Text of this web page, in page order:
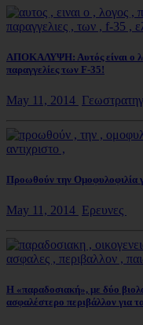
ΑΠΟΚΑΛΥΨΗ: Αυτός είναι ο
παραγγελίες των F-35!
May 11, 2014
Προωθούν την Ομοφυλοφιλία
May 11, 2014 Ερευνες
Η «παραδοσιακή», με δύο
ασφαλέστερο περιβάλλον για